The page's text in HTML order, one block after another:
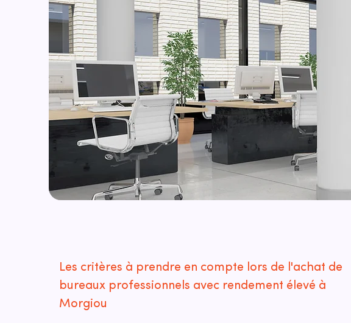
Les critères à prendre en compte lors de l'achat de
bureaux professionnels avec rendement élevé à
Morgiou